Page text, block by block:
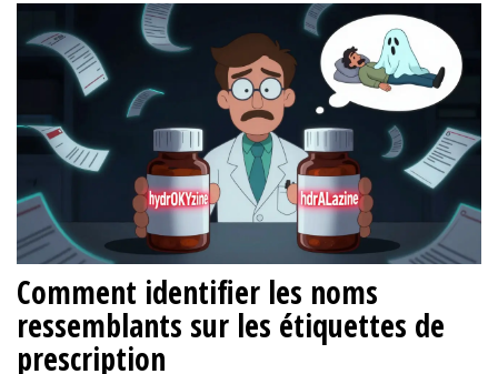
Comment identifier les noms
ressemblants sur les étiquettes de
prescription